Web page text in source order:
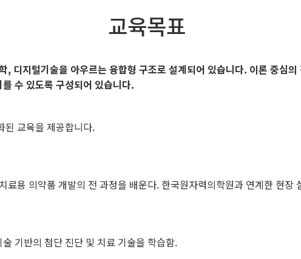
교육목표
디지털기술을 아우르는 융합형 구조로 설계되어 있습니다. 이론 중심
수 있도록 구성되어 있습니다.
된 교육을 제공합니다.
료용 의약품 개발의 전 과정을 배운다. 한국원자력의학원과 연계한 현장
기반의 첨단 진단 및 치료 기술을 학습함.